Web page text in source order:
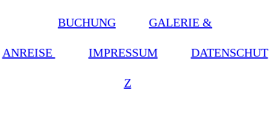
BUCHUNG GALERIE &
ANREISE IMPRESSUM DATENSCHUT
Z